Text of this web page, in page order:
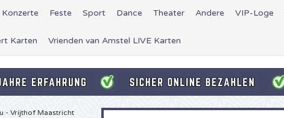
Konzerte Feste Sport Dance Theater Andere VIP-Loge
Karten Vrienden van Amstel LIVE Karten
- Vrijthof Maastricht